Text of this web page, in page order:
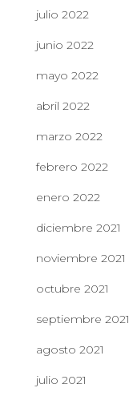
julio 2022
junio 2022
mayo 2022
abril 2022
marzo 2022
febrero 2022
enero 2022
diciembre 2021
noviembre 2021
octubre 2021
septiembre 2021
agosto 2021
julio 2021